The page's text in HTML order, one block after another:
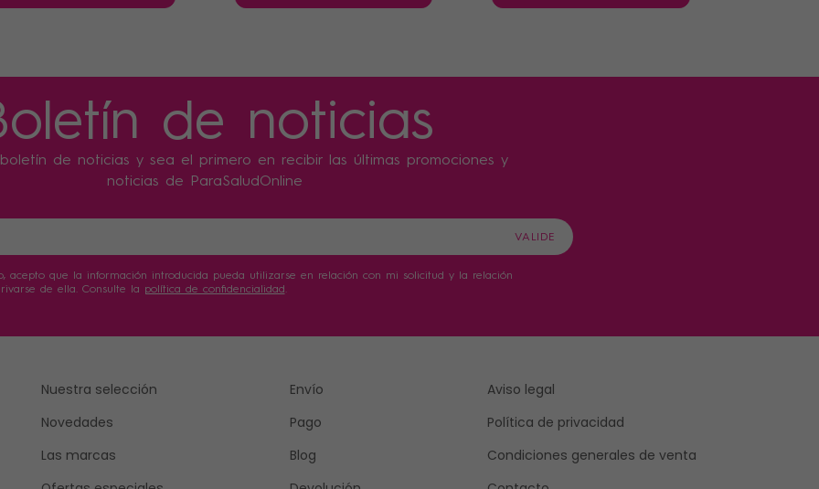
de noticias
de noticias y sea el primero en recibir las últimas promociones y
noticias de ParaSaludOnline
acepto que la información introducida pueda utilizarse en relación con mi solicitud y la relación
de ella. Consulte la política de confidencialidad .
Nuestra selección
Novedades
Las marcas
Envío
Pago
Blog
Aviso legal
Política de privacidad
Condiciones generales de venta